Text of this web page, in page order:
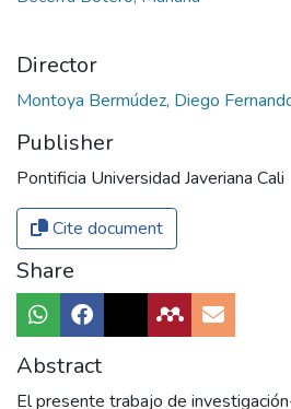
Director
Montoya Bermúdez, Diego
Publisher
Pontificia Universidad Javeriana Cali
Cite document
Share
Abstract
El presente trabajo de